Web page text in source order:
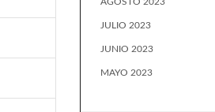
JULIO 2023
JUNIO 2023
MAYO 2023